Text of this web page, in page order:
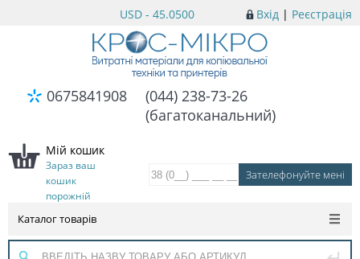
Вхід | Реєстрація
USD - 45.0500
0675841908
(044) 238-73-26
(багатоканальний)
Мій кошик
Зараз ваш
кошик
порожній
Каталог товарів